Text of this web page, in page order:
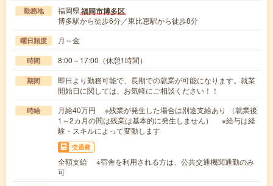
勤務地 福岡県福岡市博多区
博多駅から徒歩6分／東比恵駅から徒歩8分
曜日頻度 月～金
時間 8:00～17:00（休憩1時間）
期間
即日より勤務可能で、長期での就業が可能になります。就業
開始日に関しては、お気軽にご相談ください！！
時給
月給40万円 ※残業が発生した場合は別途支給あり （就業後
1～2カ月の間は残業は基本的に発生しません） ※給与は経
験・スキルによって変動します
交通費
全額支給 ※宿舎を利用される方は、公共交通機関通勤のみ
可